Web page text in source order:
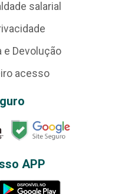
salarial
e Devolução
acesso
APP